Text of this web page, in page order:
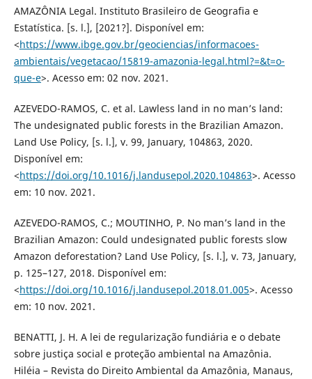
AMAZÔNIA Legal. Instituto Brasileiro de Geografia e
Estatística. [s. l.], [2021?]. Disponível em:
<https://www.ibge.gov.br/geociencias/informacoes-
ambientais/vegetacao/15819-amazonia-legal.html?=&t=o-
que-e>. Acesso em: 02 nov. 2021.
AZEVEDO-RAMOS, C. et al. Lawless land in no man’s land:
The undesignated public forests in the Brazilian Amazon.
Land Use Policy, [s. l.], v. 99, January, 104863, 2020.
Disponível em:
<https://doi.org/10.1016/j.landusepol.2020.104863>. Acesso
em: 10 nov. 2021.
AZEVEDO-RAMOS, C.; MOUTINHO, P. No man’s land in the
Brazilian Amazon: Could undesignated public forests slow
Amazon deforestation? Land Use Policy, [s. l.], v. 73, January,
p. 125–127, 2018. Disponível em:
<https://doi.org/10.1016/j.landusepol.2018.01.005>. Acesso
em: 10 nov. 2021.
BENATTI, J. H. A lei de regularização fundiária e o debate
sobre justiça social e proteção ambiental na Amazônia.
Hiléia – Revista do Direito Ambiental da Amazônia, Manaus,